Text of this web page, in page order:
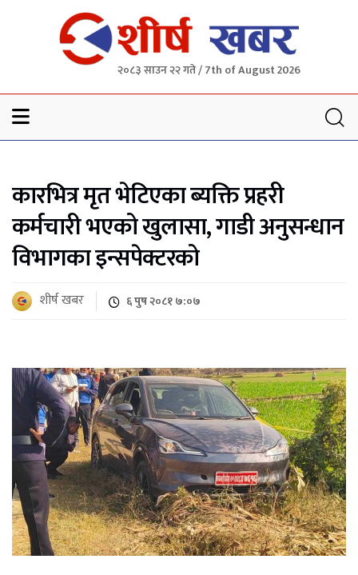
२०८३ साउन २२ गते / 7th of August 2026
कारभित्र मृत भेटिएका ब्यक्ति प्रहरी
कर्मचारी भएको खुलासा, गाडी अनुसन्धान
विभागका इन्सपेक्टरको
शीर्ष खबर ६ पुष २०८१ ७:०७